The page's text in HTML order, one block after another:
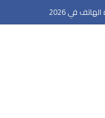
في 2026